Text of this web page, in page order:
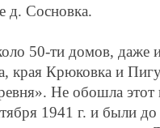
д. Сосновка.
50-ти домов, даже
края Крюковка и
Не обошла
1941 г. и были